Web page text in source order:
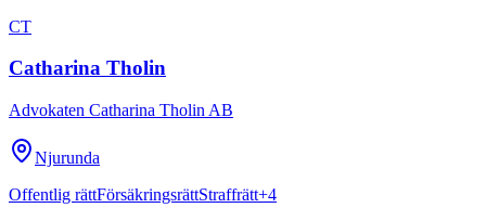
CT
Catharina Tholin
Advokaten Catharina Tholin AB
Njurunda
Offentlig rättFörsäkringsrättStraffrätt+4